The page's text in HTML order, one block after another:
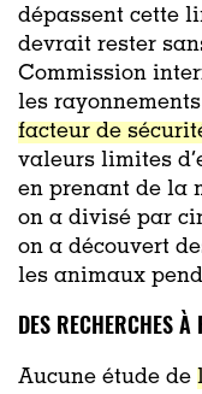
dépassent cette
devrait rester
Commission
les
facteur de
valeurs limites
en prenant de la
on a divisé par
on a découvert
les animaux
DES RECHERCHES À
Aucune étude de